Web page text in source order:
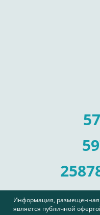
57
Информация, размещенная
является публичной